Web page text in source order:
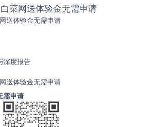
菜网送体验金无需申请
送体验金无需申请
深度报告
送体验金无需申请
需申请